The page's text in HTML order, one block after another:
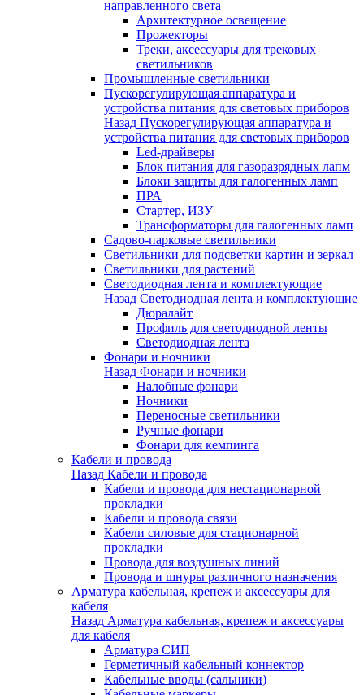
направленного света
Архитектурное освещение
Прожекторы
Треки, аксессуары для трековых
светильников
Промышленные светильники
Пускорегулирующая аппаратура и
устройства питания для световых приборов
Назад Пускорегулирующая аппаратура и
устройства питания для световых приборов
Led-драйверы
Блок питания для газоразрядных лапм
Блоки защиты для галогенных ламп
ПРА
Стартер, ИЗУ
Трансформаторы для галогенных ламп
Садово-парковые светильники
Светильники для подсветки картин и зеркал
Светильники для растений
Светодиодная лента и комплектующие
Назад Светодиодная лента и комплектующие
Дюралайт
Профиль для светодиодной ленты
Светодиодная лента
Фонари и ночники
Назад Фонари и ночники
Налобные фонари
Ночники
Переносные светильники
Ручные фонари
Фонари для кемпинга
Кабели и провода
Назад Кабели и провода
Кабели и провода для нестационарной
прокладки
Кабели и провода связи
Кабели силовые для стационарной
прокладки
Провода для воздушных линий
Провода и шнуры различного назначения
Арматура кабельная, крепеж и аксессуары для
кабеля
Назад Арматура кабельная, крепеж и аксессуары
для кабеля
Арматура СИП
Герметичный кабельный коннектор
Кабельные вводы (сальники)